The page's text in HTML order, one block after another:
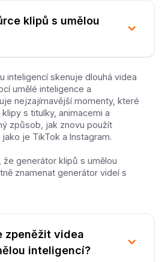
klipů s umělou
inteligencí skenuje dlouhá videa
umělé inteligence a
nejzajímavější momenty, které
s titulky, animacemi a
způsob, jak znovu použít
je TikTok a Instagram.
generátor klipů s umělou
znamenat generátor videí s
zpeněžit videa
inteligencí?